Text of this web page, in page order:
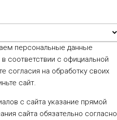
персональные данные
соответствии с официальной
согласия на обработку своих
сайт.
с сайта указание прямой
сайта обязательно согласно